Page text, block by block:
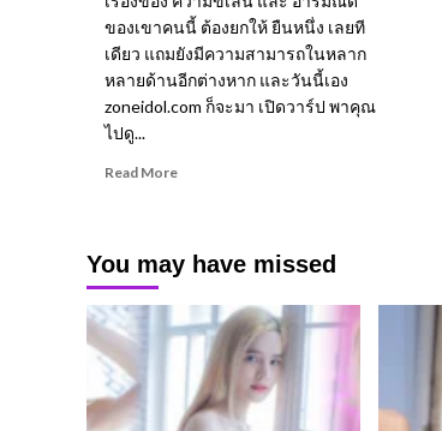
ของเขาคนนี้ ต้องยกให้ ยืนหนึ่ง เลยที
เดียว แถมยังมีความสามารถในหลาก
หลายด้านอีกต่างหาก และวันนี้เอง
zoneidol.com ก็จะมา เปิดวาร์ป พาคุณ
ไปดู...
Read MoreRead
กกี้
ณ
ฉัตร
นัก
แสดง
และ
พิธีกร
ประสบการณ์
You may have missed